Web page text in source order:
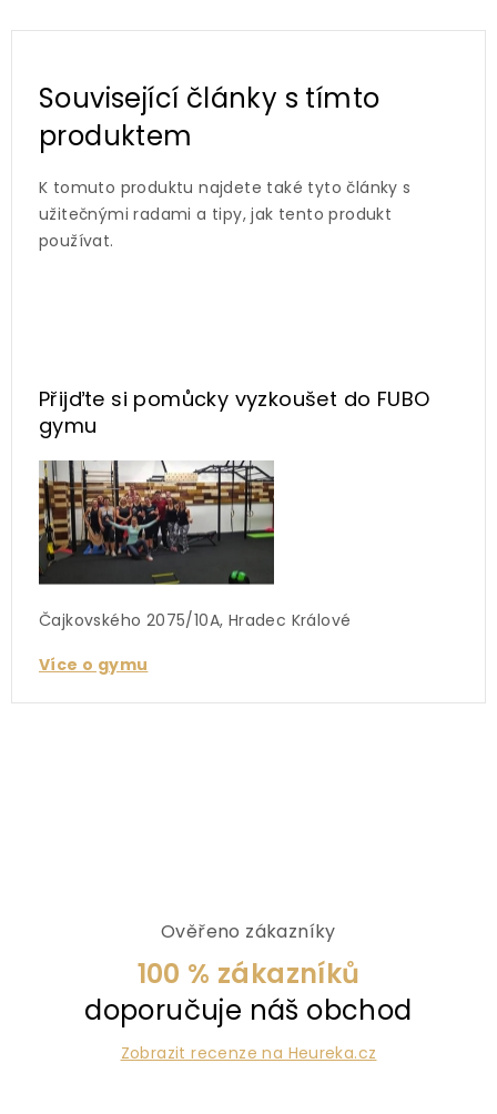
Související články s tímto
produktem
K tomuto produktu najdete také tyto články s
užitečnými radami a tipy, jak tento produkt
používat.
Přijďte si pomůcky vyzkoušet do FUBO
gymu
Čajkovského 2075/10A, Hradec Králové
Více o gymu
Ověřeno zákazníky
100 % zákazníků
doporučuje náš obchod
Zobrazit recenze na Heureka.cz